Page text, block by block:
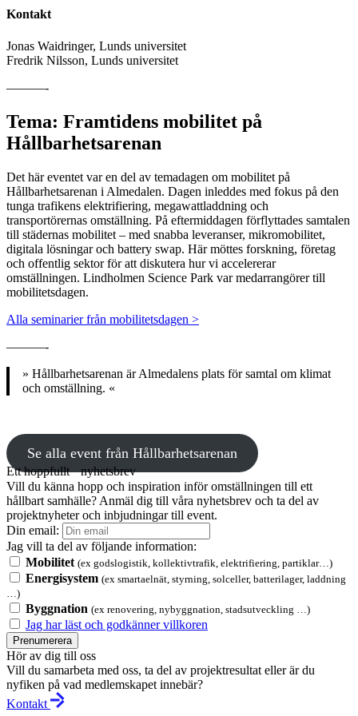
Kontakt
Jonas Waidringer, Lunds universitet
Fredrik Nilsson, Lunds universitet
———-
Tema: Framtidens mobilitet på
Hållbarhetsarenan
Det här eventet var en del av temadagen om mobilitet på
Hållbarhetsarenan i Almedalen. Dagen inleddes med fokus på den
tunga trafikens elektrifiering, megawattladdning och
transportörernas omställning. På eftermiddagen förflyttades samtalen
till städernas mobilitet – med snabba leveranser, mikromobilitet,
digitala lösningar och battery swap. Här möttes forskning, företag
och offentlig sektor för att diskutera hur vi accelererar
omställningen. Lindholmen Science Park var medarrangörer till
mobilitetsdagen.
Alla seminarier från mobilitetsdagen >
———-
» Hållbarhetsarenan är Almedalens plats för samtal om klimat
och omställning. «
Se alla event från Hållbarhetsarenan
Ett hoppfullt nyhetsbrev
Vill du känna hopp och inspiration inför omställningen till ett
hållbart samhälle? Anmäl dig till våra nyhetsbrev och ta del av
projektnyheter och inbjudningar till event.
Din email:
Jag vill ta del av följande information:
Mobilitet (ex godslogistik, kollektivtrafik, elektrifiering, partiklar…)
Energisystem (ex smartaelnät, styrning, solceller, batterilager, laddning
…)
Byggnation (ex renovering, nybyggnation, stadsutveckling …)
Jag har läst och godkänner villkoren
Prenumerera
Hör av dig till oss
Vill du samarbeta med oss, ta del av projektresultat eller är du
nyfiken på vad medlemskapet innebär?
Kontakt